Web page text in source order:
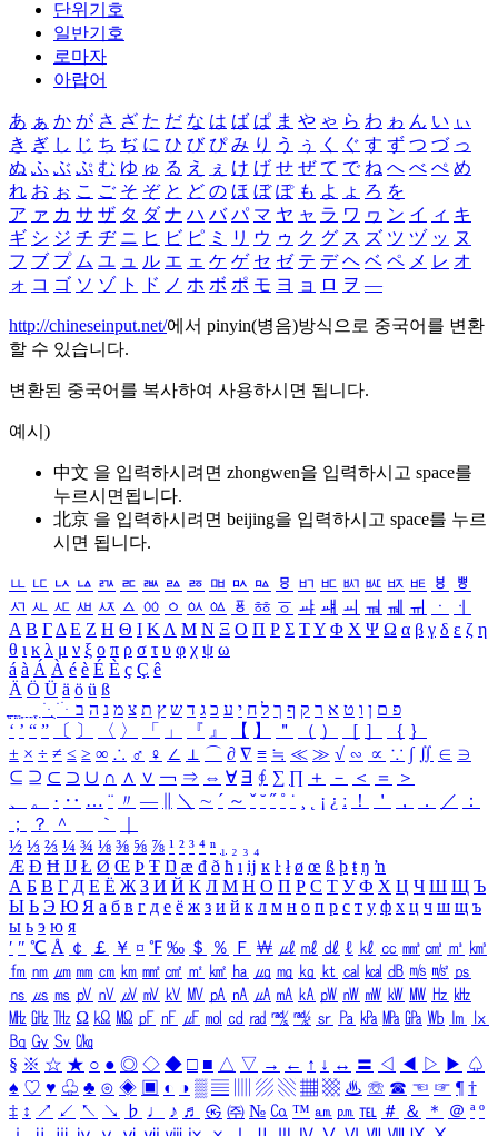
단위기호
일반기호
로마자
아랍어
あ ぁ か が さ ざ た だ な は ば ぱ ま や ゃ ら わ ゎ ん い ぃ
き ぎ し じ ち ぢ に ひ び ぴ み り う ぅ く ぐ す ず つ づ っ
ぬ ふ ぶ ぷ む ゆ ゅ る え ぇ け げ せ ぜ て で ね へ べ ぺ め
れ お ぉ こ ご そ ぞ と ど の ほ ぼ ぽ も よ ょ ろ を
ア ァ カ サ ザ タ ダ ナ ハ バ パ マ ヤ ャ ラ ワ ヮ ン イ ィ キ
ギ シ ジ チ ヂ ニ ヒ ビ ピ ミ リ ウ ゥ ク グ ス ズ ツ ヅ ッ ヌ
フ ブ プ ム ユ ュ ル エ ェ ケ ゲ セ ゼ テ デ ヘ ベ ペ メ レ オ
ォ コ ゴ ソ ゾ ト ド ノ ホ ボ ポ モ ヨ ョ ロ ヲ ―
http://chineseinput.net/에서 pinyin(병음)방식으로 중국어를 변환
할 수 있습니다.
변환된 중국어를 복사하여 사용하시면 됩니다.
예시)
中文 을 입력하시려면 zhongwen을 입력하시고 space를
누르시면됩니다.
北京 을 입력하시려면 beijing을 입력하시고 space를 누르
시면 됩니다.
ㅥ ㅦ ㅧ ㅨ ㅩ ㅪ ㅫ ㅬ ㅭ ㅮ ㅯ ㅰ ㅱ ㅲ ㅳ ㅴ ㅵ ㅶ ㅷ ㅸ
ㅹ
ㅺ ㅻ ㅼ ㅽ ㅾ ㅿ ㆀ ㆁ ㆂ ㆃ ㆄ ㆅ ㆆ ㆇ ㆈ ㆉ ㆊ ㆋ ㆌ ㆍ
ㆎ
Α Β ΓΔ Ε Ζ Η Θ Ι ΚΛ Μ Ν Ξ Ο Π Ρ Σ ΤΥ Φ Χ Ψ Ω α β γ δ ε ζ η
θ ι κ λ μ ν ξ ο π ρ σ τ υ φ χ ψ ω
á à Á À é è É È ç Ç ê
Ä Ö Ü ä ö ü ß
ִֶֹ ֻּ ׁׂ פ ם ן ו ט א ר ק ף ך ל ח י ע כ ג ד ש ץ ת צ מ נ ה ב
‘ ’ “ ” 〔 〕 〈 〉 「 」 『 』 【 】 ＂ （ ） ［ ］ ｛ ｝
± × ÷ ≠ ≤ ≥ ∞ ∴ ♂ ♀ ∠ ⊥ ⌒ ∂ ∇ ≡ ≒ ≪ ≫ √ ∽ ∝ ∵ ∫ ∬ ∈ ∋
⊆ ⊇ ⊂ ⊃ ∪ ∩ ∧ ∨ ￢ ⇒ ⇔ ∀ ∃ ∮ ∑ ∏ ＋ － ＜ ＝
＞
、
。 · ‥ … ¨ 〃 ― ＼ ∼ ´ ～ ˇ ˘ ˝ ˚ ˙ ¸ ¡ ¿ ː ！ ＇ ， ． ／
：
；
？ ＾ ｀
½ ⅓ ⅔ ¼ ¾ ⅛ ⅜ ⅝ ⅞ ¹ ² ³ ⁴ ⁿ ₁ ₂ ₃ ₄
Æ Ð Ħ Ĳ Ł Ø Œ Þ Ŧ Ŋ æ đ ð ħ ı ĳ ĸ ŀ ł ø œ ß þ ŧ ŋ ŉ
А Б В Г Д Е Ё Ж З И Й К Л М Н О П Р С Т У Ф Х Ц Ч Ш Щ Ъ
Ы Ь Э Ю Я а б в г д е ё ж з и й к л м н о п р с т у ф х ц ч ш щ ъ
ы ь э ю я
′ ″ ℃ Å ￠ ￡ ￥ ¤ ℉ ‰ ＄ ％ Ｆ ￦ ㎕ ㎖ ㎗ ℓ ㎘ ㏄ ㎣ ㎤ ㎥ ㎦
㎙ ㎚ ㎛ ㎜ ㎝ ㎞ ㎟ ㎠ ㎡ ㎢ ㏊ ㎍ ㎎ ㎏ ㏏ ㎈ ㎉ ㏈ ㎧ ㎨ ㎰
㎱ ㎲ ㎳ ㎴ ㎵ ㎶ ㎷ ㎸ ㎹ ㎀ ㎁ ㎂ ㎃ ㎄ ㎺ ㎻ ㎽ ㎾ ㎿ ㎐ ㎑
㎒ ㎓ ㎔ Ω ㏀ ㏁ ㎊ ㎋ ㎌ ㏖ ㏅ ㎭ ㎮ ㎯ ㏛ ㎩ ㎪ ㎫ ㎬ ㏝ ㏐
㏓
㏃ ㏉ ㏜ ㏆
§ ※ ☆ ★ ○ ● ◎ ◇ ◆ □ ■ △ ▽ → ← ↑ ↓ ↔ 〓 ◁ ◀ ▷ ▶ ♤
♠ ♡ ♥ ♧ ♣ ⊙ ◈ ▣ ◐ ◑ ▒ ▤ ▨ ▧ ▦ ▩ ♨ ☏ ☎ ☜ ☞ ¶ †
‡ ↕ ↗ ↙ ↖ ↘ ♭ ♩ ♪ ♬ ㉿ ㈜ № ㏇ ™ ㏂ ㏘ ℡ ＃ ＆ ＊ ＠ ª º